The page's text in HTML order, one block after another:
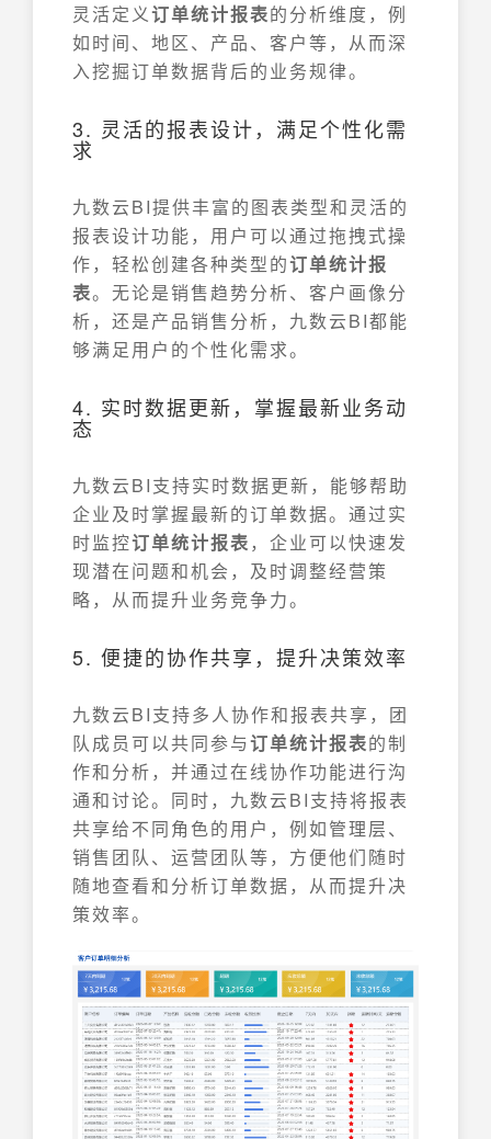
灵活定义订单统计报表的分析维度，例
如时间、地区、产品、客户等，从而深
入挖掘订单数据背后的业务规律。
3. 灵活的报表设计，满足个性化需
求
九数云BI提供丰富的图表类型和灵活的
报表设计功能，用户可以通过拖拽式操
作，轻松创建各种类型的订单统计报
表。无论是销售趋势分析、客户画像分
析，还是产品销售分析，九数云BI都能
够满足用户的个性化需求。
4. 实时数据更新，掌握最新业务动
态
九数云BI支持实时数据更新，能够帮助
企业及时掌握最新的订单数据。通过实
时监控订单统计报表 ，企业可以快速发
现潜在问题和机会，及时调整经营策
略，从而提升业务竞争力。
5. 便捷的协作共享，提升决策效率
九数云BI支持多人协作和报表共享，团
队成员可以共同参与订单统计报表的制
作和分析，并通过在线协作功能进行沟
通和讨论。同时，九数云BI支持将报表
共享给不同角色的用户，例如管理层、
销售团队、运营团队等，方便他们随时
随地查看和分析订单数据，从而提升决
策效率。